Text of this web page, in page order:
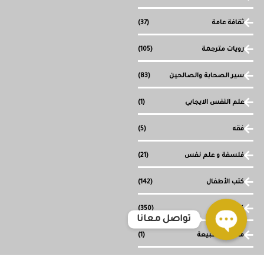
ثقافة عامة (37)
رويات مترجمة (105)
سير الصحابة والصالحين (83)
علم النفس الايجابي (1)
فقه (5)
فلسفة و علم نفس (21)
كتب الأطفال (142)
كتب دينية (350)
ما وراء الطبيعة (1)
تواصل معانا
Open